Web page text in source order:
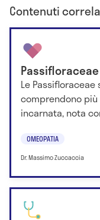
Contenuti
Passifloraceae
Le
comprendono più
incarnata, nota
OMEOPATIA
Dr. Massimo Zuccaccia